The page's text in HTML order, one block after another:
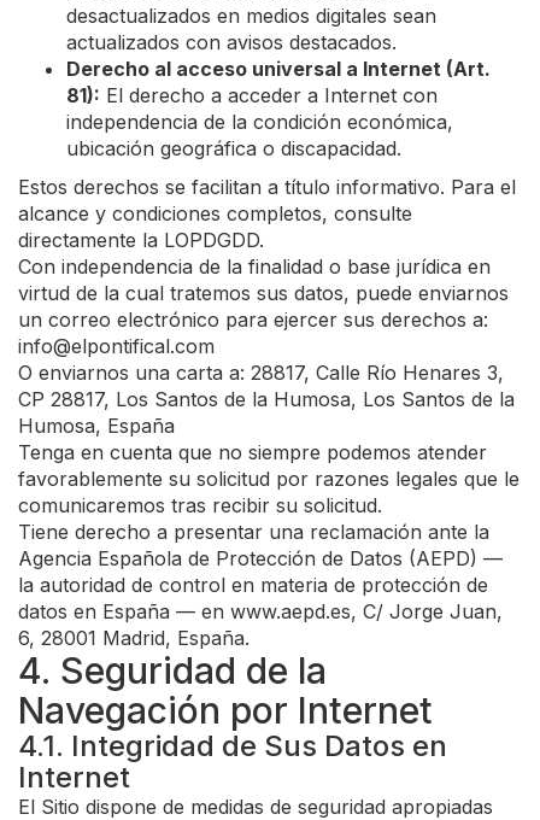
desactualizados en medios digitales sean
actualizados con avisos destacados.
Derecho al acceso universal a Internet (Art.
81): El derecho a acceder a Internet con
independencia de la condición económica,
ubicación geográfica o discapacidad.
Estos derechos se facilitan a título informativo. Para el
alcance y condiciones completos, consulte
directamente la LOPDGDD.
Con independencia de la finalidad o base jurídica en
virtud de la cual tratemos sus datos, puede enviarnos
un correo electrónico para ejercer sus derechos a:
info@elpontifical.com
O enviarnos una carta a: 28817, Calle Río Henares 3,
CP 28817, Los Santos de la Humosa, Los Santos de la
Humosa, España
Tenga en cuenta que no siempre podemos atender
favorablemente su solicitud por razones legales que le
comunicaremos tras recibir su solicitud.
Tiene derecho a presentar una reclamación ante la
Agencia Española de Protección de Datos (AEPD) —
la autoridad de control en materia de protección de
datos en España — en www.aepd.es, C/ Jorge Juan,
6, 28001 Madrid, España.
4. Seguridad de la
Navegación por Internet
4.1. Integridad de Sus Datos en
Internet
El Sitio dispone de medidas de seguridad apropiadas